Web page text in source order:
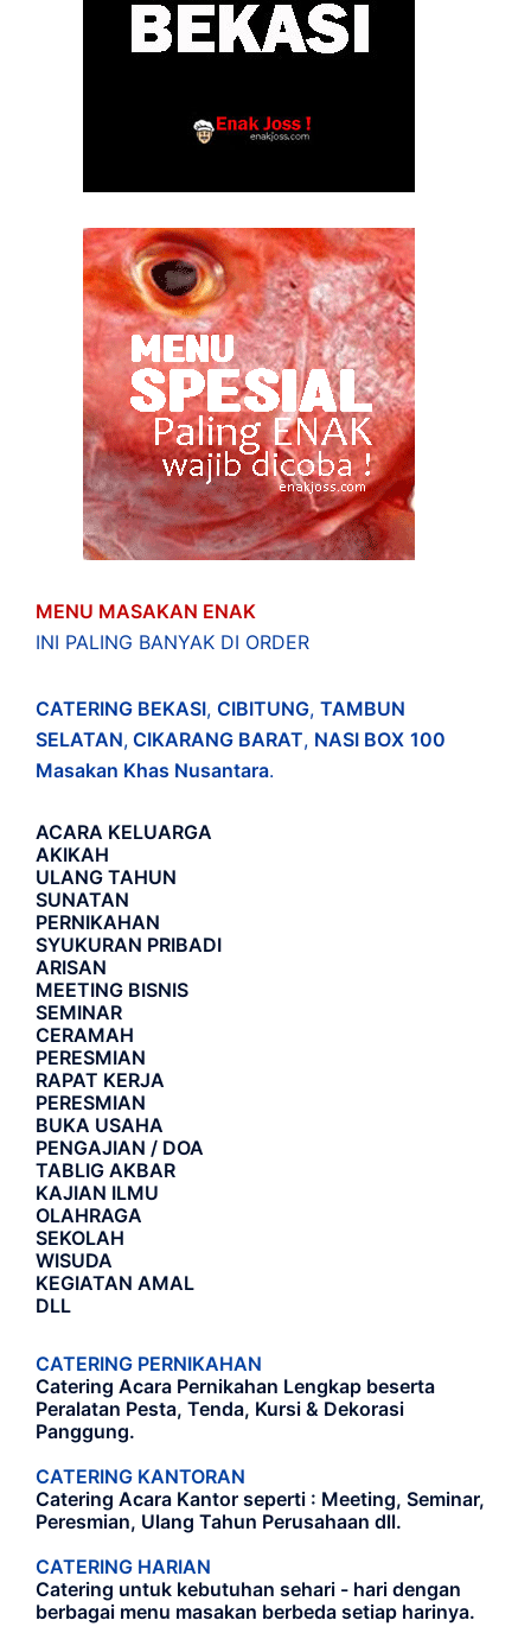
MENU MASAKAN ENAK
INI PALING BANYAK DI ORDER
CATERING BEKASI, CIBITUNG, TAMBUN
SELATAN, CIKARANG BARAT, NASI BOX 100
Masakan Khas Nusantara.
ACARA KELUARGA
AKIKAH
ULANG TAHUN
SUNATAN
PERNIKAHAN
SYUKURAN PRIBADI
ARISAN
MEETING BISNIS
SEMINAR
CERAMAH
PERESMIAN
RAPAT KERJA
PERESMIAN
BUKA USAHA
PENGAJIAN / DOA
TABLIG AKBAR
KAJIAN ILMU
OLAHRAGA
SEKOLAH
WISUDA
KEGIATAN AMAL
DLL
CATERING PERNIKAHAN
Catering Acara Pernikahan Lengkap beserta
Peralatan Pesta, Tenda, Kursi & Dekorasi
Panggung.
CATERING KANTORAN
Catering Acara Kantor seperti : Meeting, Seminar,
Peresmian, Ulang Tahun Perusahaan dll.
CATERING HARIAN
Catering untuk kebutuhan sehari - hari dengan
berbagai menu masakan berbeda setiap harinya.